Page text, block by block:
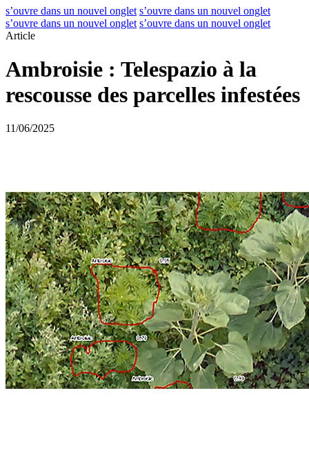
s’ouvre dans un nouvel onglet s’ouvre dans un nouvel onglet
s’ouvre dans un nouvel onglet s’ouvre dans un nouvel onglet
Article
Ambroisie : Telespazio à la
rescousse des parcelles infestées
11/06/2025